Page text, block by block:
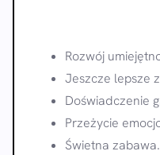
Rozwój
Jeszcze lepsze
Doświadczenie
Przeżycie
Świetna zabawa.